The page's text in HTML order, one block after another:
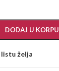
DODAJ U KORPU
želja